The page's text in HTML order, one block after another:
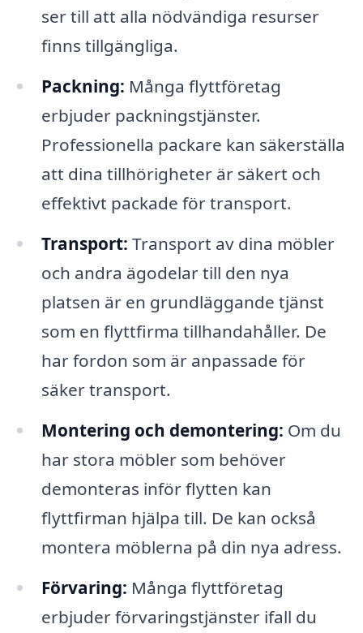
ser till att alla nödvändiga resurser
finns tillgängliga.
Packning: Många flyttföretag
erbjuder packningstjänster.
Professionella packare kan säkerställa
att dina tillhörigheter är säkert och
effektivt packade för transport.
Transport: Transport av dina möbler
och andra ägodelar till den nya
platsen är en grundläggande tjänst
som en flyttfirma tillhandahåller. De
har fordon som är anpassade för
säker transport.
Montering och demontering: Om du
har stora möbler som behöver
demonteras inför flytten kan
flyttfirman hjälpa till. De kan också
montera möblerna på din nya adress.
Förvaring: Många flyttföretag
erbjuder förvaringstjänster ifall du